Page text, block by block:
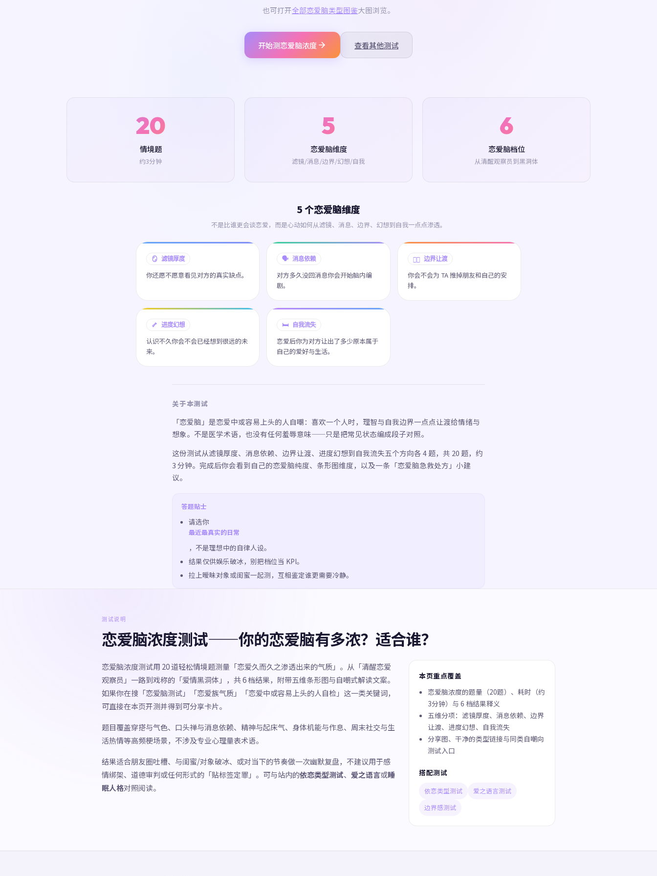
也可打开全部恋爱脑类型图鉴大图浏览。
开始测恋爱脑浓度 查看其他测试
20
情境题
约3分钟
5
恋爱脑维度
滤镜/消息/边界/幻想/自我
6
恋爱脑档位
从清醒观察员到黑洞体
5 个恋爱脑维度
不是比谁更会谈恋爱，而是心动如何从滤镜、消息、边界、幻想到自我一点点渗透。
🪞 滤镜厚度
你还愿不愿意看见对方的真实缺点。
🗣️ 消息依赖
对方多久没回消息你会开始脑内编
剧。
😶‍🌫️ 边界让渡
你会不会为 TA 推掉朋友和自己的安
排。
🦴 进度幻想
认识不久你会不会已经想到很远的未
来。
🛏️ 自我流失
恋爱后你为对方让出了多少原本属于
自己的爱好与生活。
关于本测试
「恋爱脑」是恋爱中或容易上头的人自嘲：喜欢一个人时，理智与自我边界一点点让渡给情绪与
想象。不是医学术语，也没有任何羞辱意味——只是把常见状态编成段子对照。
这份测试从滤镜厚度、消息依赖、边界让渡、进度幻想到自我流失五个方向各 4 题，共 20 题，约
3 分钟。完成后你会看到自己的恋爱脑纯度、条形图维度，以及一条「恋爱脑急救处方」小建
议。
答题贴士
请选你
最近最真实的日常
，不是理想中的自律人设。
结果仅供娱乐破冰，别把档位当 KPI。
拉上暧昧对象或闺蜜一起测，互相鉴定谁更需要冷静。
测试说明
恋爱脑浓度测试——你的恋爱脑有多浓？适合谁？
恋爱脑浓度测试用 20 道轻松情境题测量「恋爱久而久之渗透出来的气质」。从「清醒恋爱
观察员」一路到戏称的「爱情黑洞体」，共 6 档结果，附带五维条形图与自嘲式解读文案。
如果你在搜「恋爱脑测试」「恋爱族气质」「恋爱中或容易上头的人自检」这一类关键词，
可直接在本页开测并得到可分享卡片。
题目覆盖穿搭与气色、口头禅与消息依赖、精神与起床气、身体机能与作息、周末社交与生
活热情等高频梗场景，不涉及专业心理量表术语。
结果适合朋友圈吐槽、与闺蜜/对象破冰、或对当下的节奏做一次幽默复盘，不建议用于感
情绑架、道德审判或任何形式的「贴标签定罪」。可与站内的依恋类型测试、 爱之语言或睡
眠人格对照阅读。
本页重点覆盖
恋爱脑浓度的题量（20题）、耗时（约
3分钟）与 6 档结果释义
五维分项：滤镜厚度、消息依赖、边界
让渡、进度幻想、自我流失
分享图、干净的类型链接与同类自嘲向
测试入口
搭配测试
依恋类型测试
爱之语言测试
边界感测试